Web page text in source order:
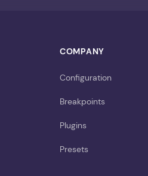
COMPANY
Configuration
Breakpoints
Plugins
Presets